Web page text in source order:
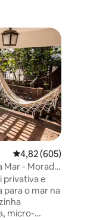
4,82 de uma avaliação
4,82 (605)
Mar - Morada
e
para o mar na
micro-